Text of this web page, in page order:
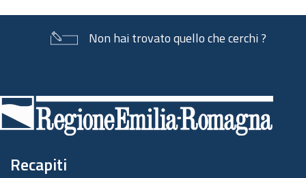
Non hai trovato quello che cerchi ?
di
pagina
Recapiti